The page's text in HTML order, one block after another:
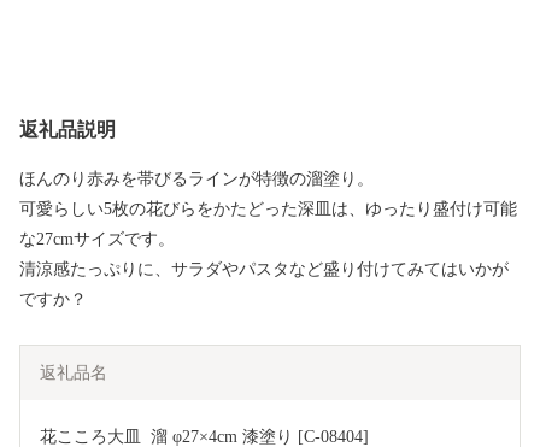
返礼品説明
ほんのり赤みを帯びるラインが特徴の溜塗り。
可愛らしい5枚の花びらをかたどった深皿は、ゆったり盛付け可能
な27cmサイズです。
清涼感たっぷりに、サラダやパスタなど盛り付けてみてはいかが
ですか？
返礼品名
花こころ大皿  溜 φ27×4cm 漆塗り [C-08404]